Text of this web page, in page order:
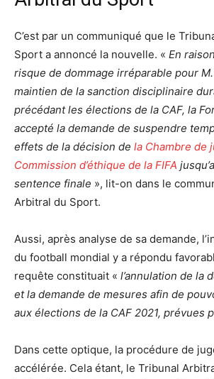
C’est par un communiqué que le
Sport a annoncé la nouvelle. « En
risque de dommage irréparable pour
maintien de la sanction disciplinaire
précédant les élections de la CAF, la
accepté la demande de suspendre
effets de la décision de la Chambre de
Commission d’éthique de la FIFA
sentence finale », lit-on dans le
Arbitral du Sport.
Aussi, après analyse de sa demande,
du football mondial y a répondu
requête constituait « l’annulation de la
et la demande de mesures afin de
aux élections de la CAF 2021, prévues
Dans cette optique, la procédure de
accélérée. Cela étant, le Tribunal